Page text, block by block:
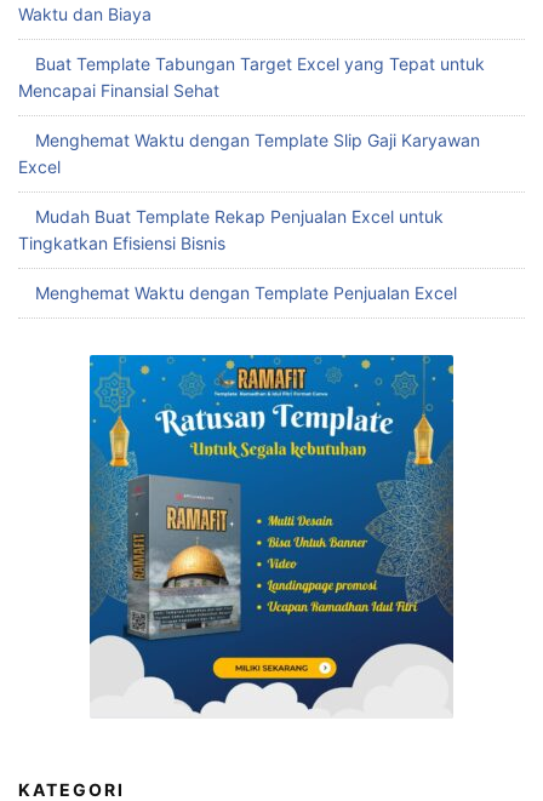
Waktu dan Biaya
Buat Template Tabungan Target Excel yang Tepat untuk
Mencapai Finansial Sehat
Menghemat Waktu dengan Template Slip Gaji Karyawan
Excel
Mudah Buat Template Rekap Penjualan Excel untuk
Tingkatkan Efisiensi Bisnis
Menghemat Waktu dengan Template Penjualan Excel
KATEGORI